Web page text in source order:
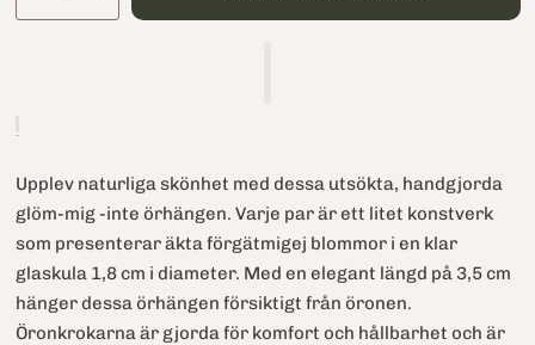
Upplev naturliga skönhet med dessa utsökta, handgjorda
glöm-mig -inte örhängen. Varje par är ett litet konstverk
som presenterar äkta förgätmigej blommor i en klar
glaskula 1,8 cm i diameter. Med en elegant längd på 3,5 cm
hänger dessa örhängen försiktigt från öronen.
Öronkrokarna är gjorda för komfort och hållbarhet och är